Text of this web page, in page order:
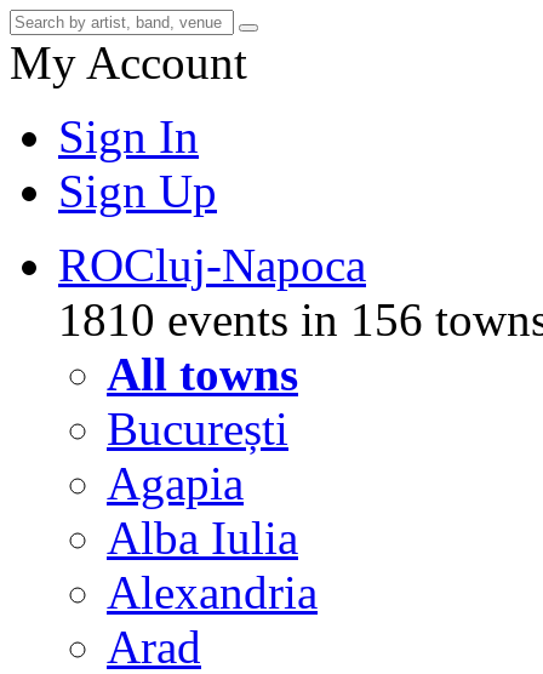
My Account
Sign In
Sign Up
ROCluj-Napoca
1810 events in 156
All towns
București
Agapia
Alba Iulia
Alexandria
Arad